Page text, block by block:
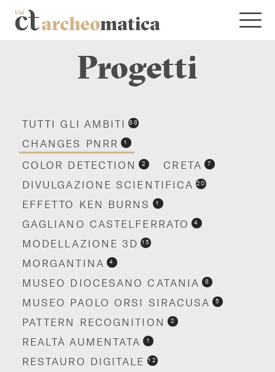
Progetti
TUTTI GLI AMBITI 88
CHANGES PNRR 1
COLOR DETECTION 2 CRETA 7
DIVULGAZIONE SCIENTIFICA 20
EFFETTO KEN BURNS 1
GAGLIANO CASTELFERRATO 4
MODELLAZIONE 3D 15
MORGANTINA 4
MUSEO DIOCESANO CATANIA 8
MUSEO PAOLO ORSI SIRACUSA 5
PATTERN RECOGNITION 2
REALTÀ AUMENTATA 1
RESTAURO DIGITALE 12